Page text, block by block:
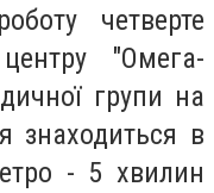
четверте
"Омега-
групи на
знаходиться в
- 5 хвилин